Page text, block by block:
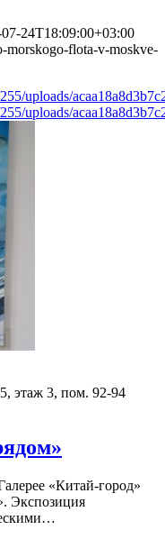
24T18:09:00+03:00
morskogo-flota-v-moskve-
uploads/
uploads/
этаж 3, пом. 92-94
«Китай-город»
Экспозиция